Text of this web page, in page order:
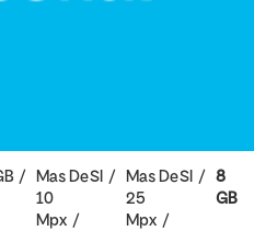
Mas De
10
Mpx
SI
Mas De
25
Mpx
SI
8
GB